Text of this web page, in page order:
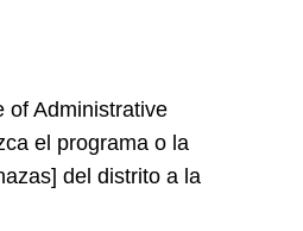
of Administrative
el programa o la
del distrito a la